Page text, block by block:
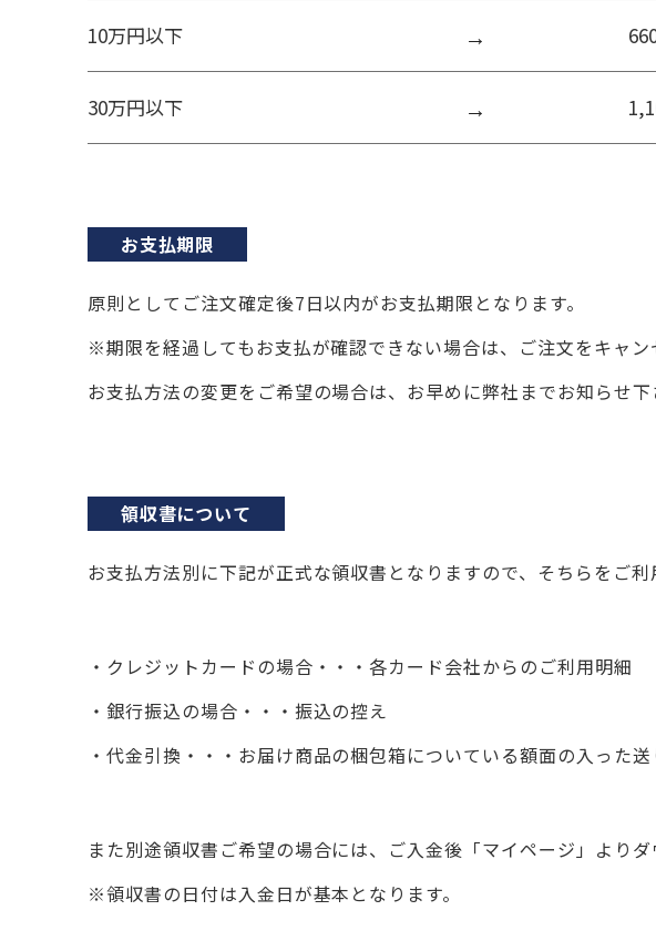
10万円以下
30万円以下
お支払期限
原則としてご注文確定後7日以内がお支払期限となります。
※期限を経過してもお支払が確認できない場合は、ご注文をキャン
お支払方法の変更をご希望の場合は、お早めに弊社までお知らせ下
領収書について
お支払方法別に下記が正式な領収書となりますので、そちらをご利
クレジットカードの場合・・・各カード会社からのご利用明細
銀行振込の場合・・・振込の控え
代金引換・・・お届け商品の梱包箱についている額面の入った送
また別途領収書ご希望の場合には、ご入金後「マイページ」よりダ
※領収書の日付は入金日が基本となります。